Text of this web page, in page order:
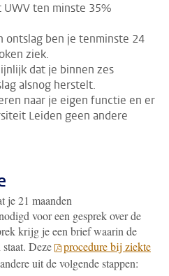
UWV ten minste 35%
ontslag ben je tenminste 24
ziek.
dat je binnen zes
alsnog herstelt.
naar je eigen functie en er
Leiden geen andere
je 21 maanden
voor een gesprek over de
krijg je een brief waarin de
Deze
procedure bij ziekte
uit de volgende stappen: